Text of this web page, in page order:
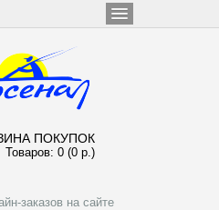
ПОКУПОК
Товаров: 0 (0 р.)
заказов на сайте